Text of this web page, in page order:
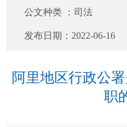
公文种类 ：司法
发布日期： 2022-06-16
阿里地区行政公
职